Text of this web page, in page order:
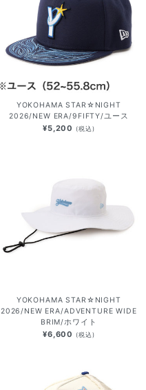
YOKOHAMA STAR☆NIGHT
2026/NEW ERA/9FIFTY/ユース
¥5,200 (税込)
YOKOHAMA STAR☆NIGHT
2026/NEW ERA/ADVENTURE WIDE
BRIM/ホワイト
¥6,600 (税込)